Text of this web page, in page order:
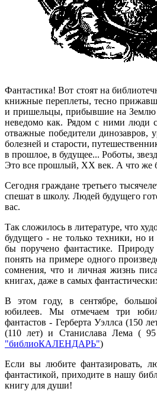
Фантастика! Вот стоят на
книжные переплеты, тесно
и пришельцы, прибывшие на Землю
неведомо как. Рядом с ними люди
отважные победители динозавров,
болезней и старости,
в прошлое, в будущее... Роботы,
Это все прошлый, XX век. А что же
Сегодня граждане третьего
спешат в школу. Людей будущего
вас.
Так сложилось в литературе, что
будущего - не только техники, но
бы поручено фантастике.
понять на примере одного
сомнения, что и личная жизнь
книгах, даже в самых
В этом году, в сентябре,
юбилеев. Мы отмечаем три
фантастов - Герберта Уэллса (150
(110 лет) и Станислава Лема (
"библиоКАЛЕНДАРЬ")
Если вы любите фантазировать,
фантастикой, приходите в нашу
книгу для души!